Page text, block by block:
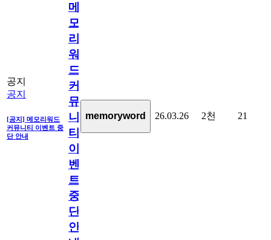
공지
공지
[공지] 메모리워드
커뮤니티 이벤트 중
단 안내
메
모
리
워
드
커
뮤
니
티
이
벤
트
중
단
안
memoryword 26.03.26 2천 21